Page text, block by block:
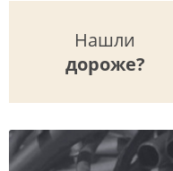
Нашли
дороже?